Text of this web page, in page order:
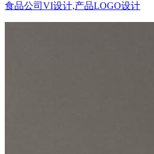
食品公司VI设计,产品LOGO设计